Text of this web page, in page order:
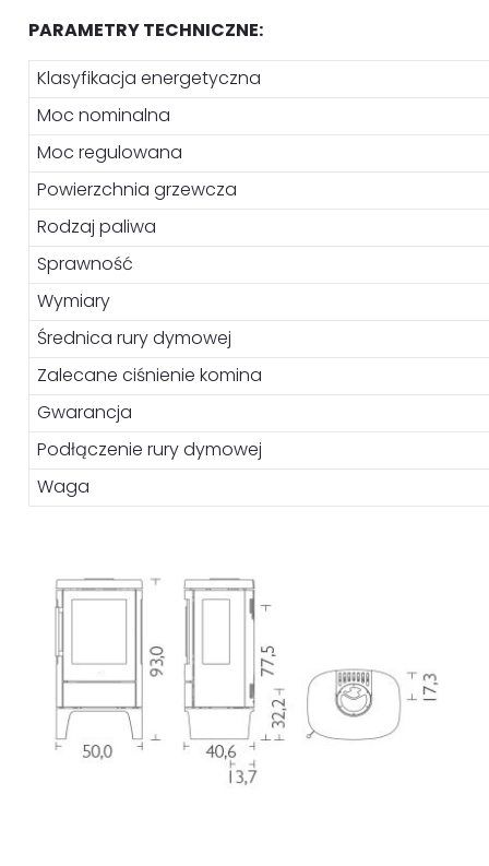
PARAMETRY TECHNICZNE:
Klasyfikacja energetyczna
Moc nominalna
Moc regulowana
Powierzchnia grzewcza
Rodzaj paliwa
Sprawność
Wymiary
Średnica rury dymowej
Zalecane ciśnienie komina
Gwarancja
Podłączenie rury dymowej
Waga